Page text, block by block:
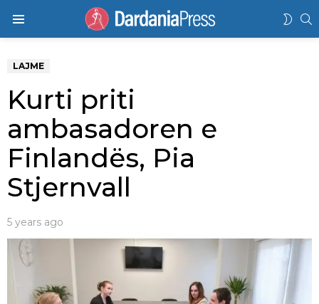
LAJME
Kurti priti
ambasadoren e
Finlandës, Pia
Stjernvall
5 years ago